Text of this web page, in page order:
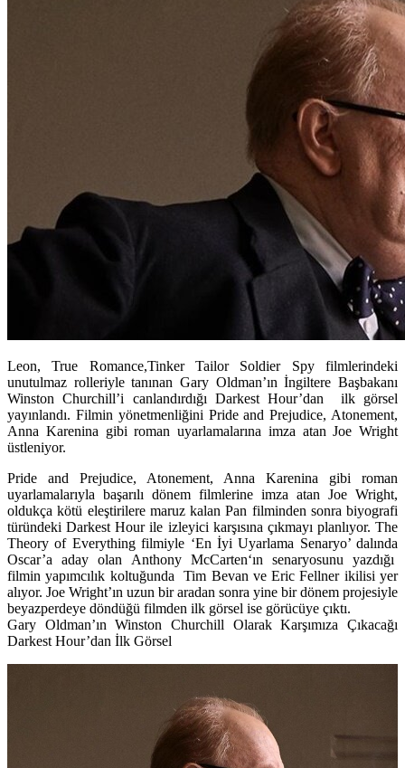
Leon, True Romance,Tinker Tailor Soldier Spy filmlerindeki
unutulmaz rolleriyle tanınan Gary Oldman’ın İngiltere Başbakanı
Winston Churchill’i canlandırdığı Darkest Hour’dan ilk görsel
yayınlandı. Filmin yönetmenliğini Pride and Prejudice, Atonement,
Anna Karenina gibi roman uyarlamalarına imza atan Joe Wright
üstleniyor.
Pride and Prejudice, Atonement, Anna Karenina gibi roman
uyarlamalarıyla başarılı dönem filmlerine imza atan Joe Wright,
oldukça kötü eleştirilere maruz kalanPan filminden sonra biyografi
türündekiDarkest Hourile izleyici karşısına çıkmayı planlıyor. The
Theory of Everythingfilmiyle ‘En İyi Uyarlama Senaryo’ dalında
Oscar’a aday olan Anthony McCarten‘ın senaryosunu yazdığı
filmin yapımcılık koltuğundaTim Bevan veEric Fellnerikilisi yer
alıyor. Joe Wright’ın uzun bir aradan sonra yine bir dönem projesiyle
beyazperdeye döndüğü filmden ilk görsel ise görücüye çıktı.
Gary Oldman’ın Winston Churchill Olarak Karşımıza Çıkacağı
Darkest Hour’dan İlk Görsel